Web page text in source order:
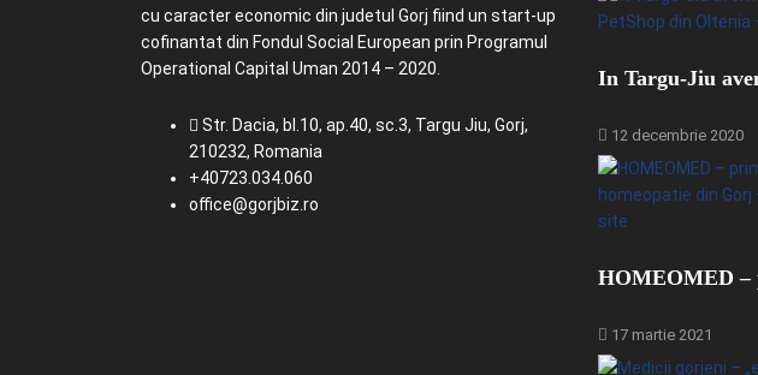
cu caracter economic din judetul Gorj fiind un start-up
cofinantat din Fondul Social European prin Programul
Operational Capital Uman 2014 – 2020.
Str. Dacia, bl.10, ap.40, sc.3, Targu Jiu, Gorj,
210232, Romania
+40723.034.060
office@gorjbiz.ro
In Targu-Jiu
12 decembrie 2020
HOMEOMED –
17 martie 2021